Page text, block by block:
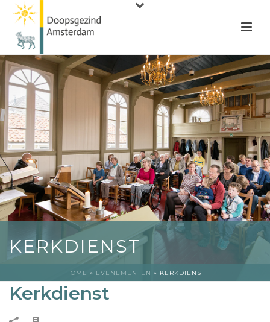
KERKDIENST
HOME » EVENEMENTEN » KERKDIENST
Kerkdienst